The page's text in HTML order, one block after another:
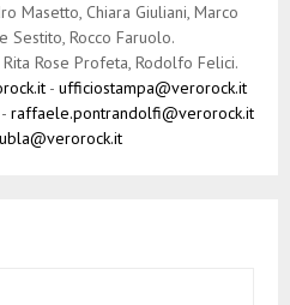
Masetto, Chiara Giuliani, Marco
Sestito, Rocco Faruolo.
Rita Rose Profeta, Rodolfo Felici.
- ufficiostampa@verorock.it
raffaele.pontrandolfi@verorock.it